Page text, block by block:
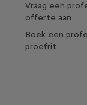
Vraag een
offerte aan
Boek een
proefrit